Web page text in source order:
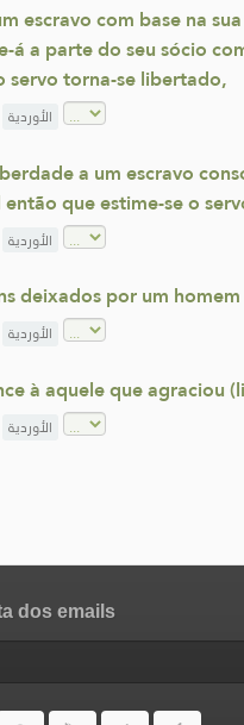
escravo com base na
á a parte do seu sócio
servo torna-se libertado,
الأوردية
a um escravo
que estime-se o
الأوردية
deixados por um
الأوردية
à aquele que agraciou
الأوردية
dos emails